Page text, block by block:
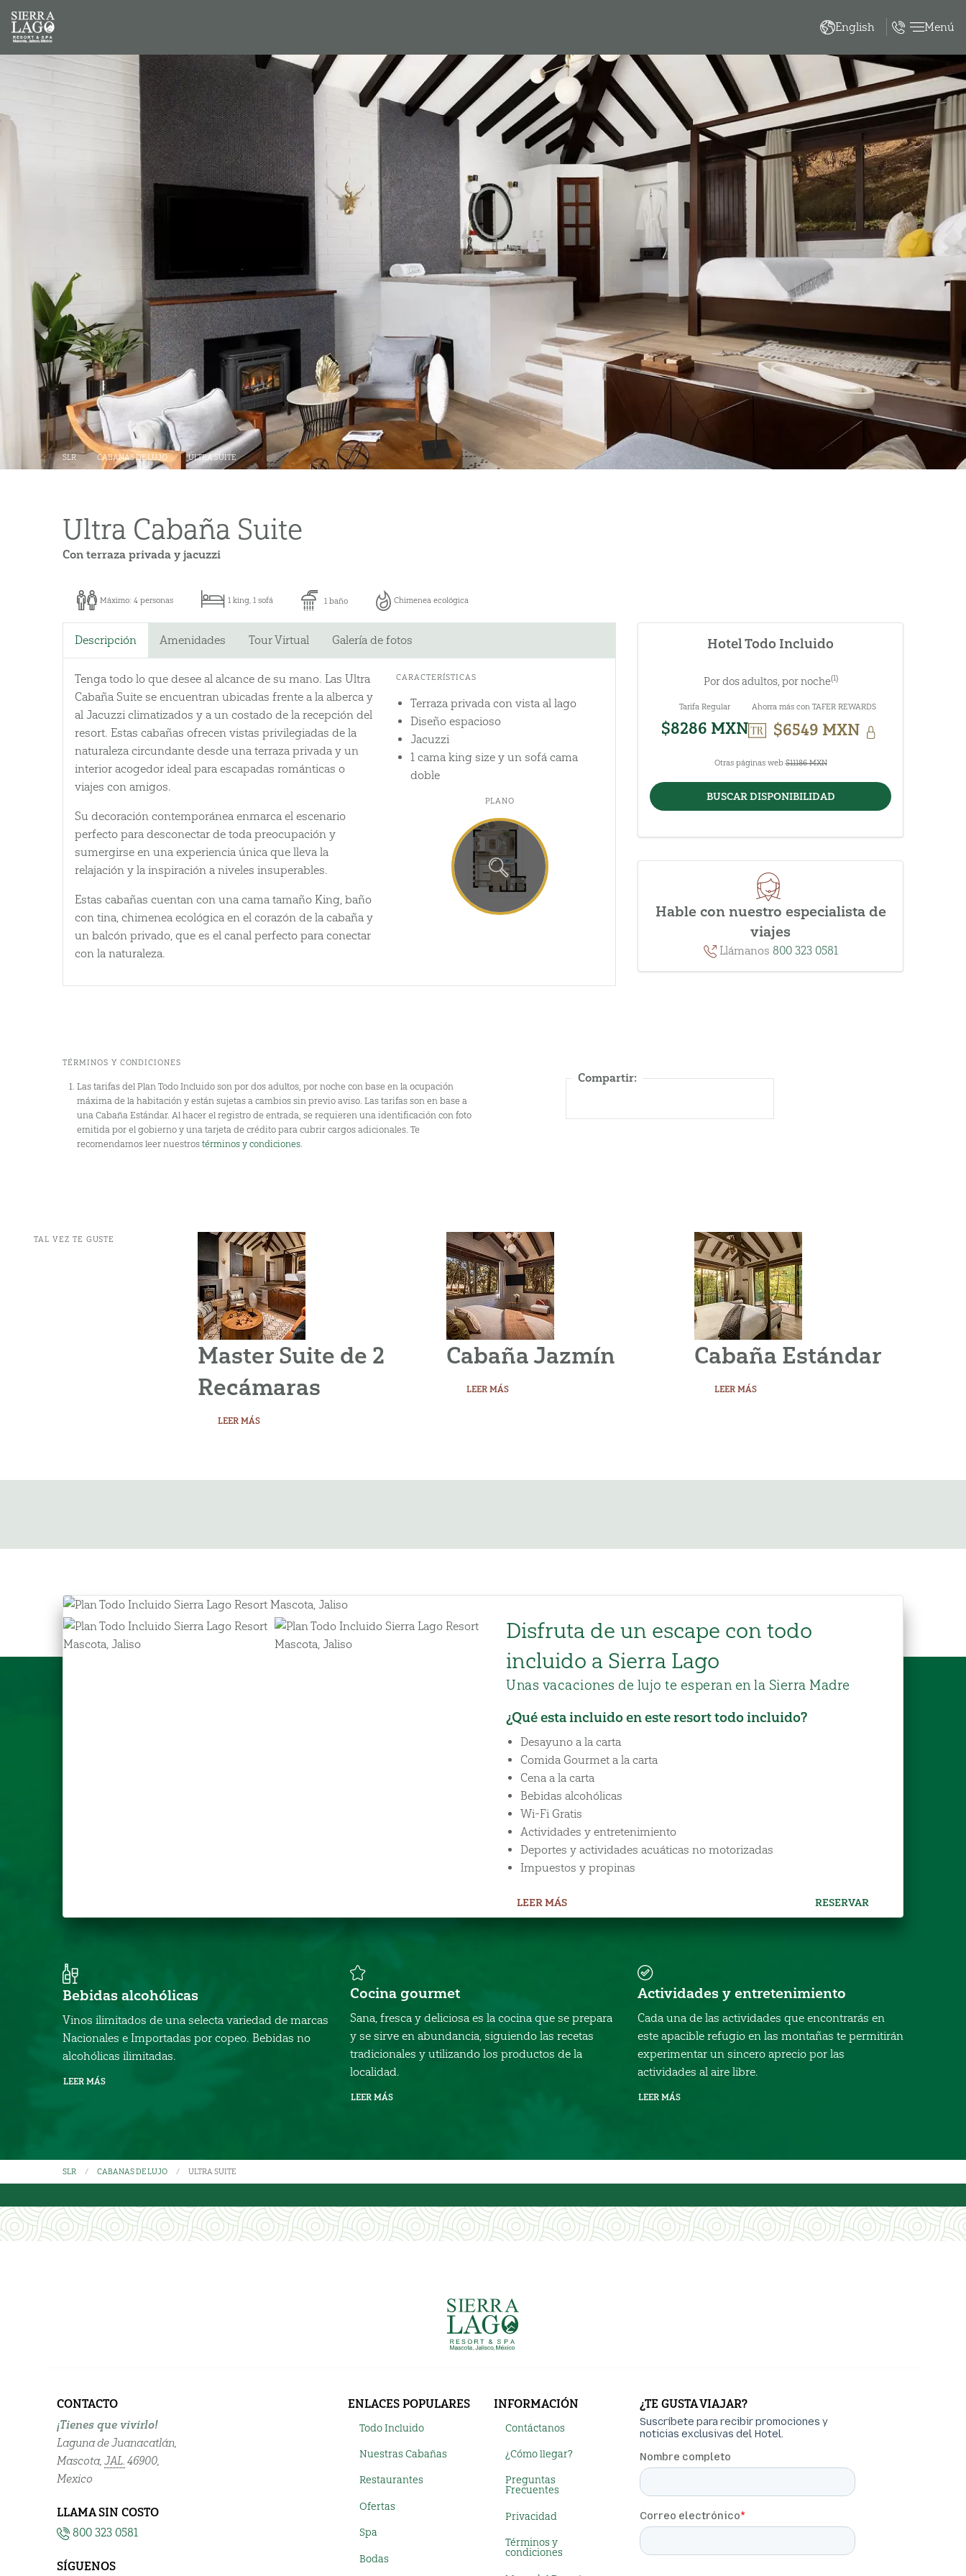
English Menú
SLR CABANAS DE LUJO ULTRA SUITE
Ultra Cabaña Suite
Con terraza privada y jacuzzi
Máximo: 4 personas 1 king, 1 sofá 1 baño Chimenea ecológica
Descripción Amenidades Tour Virtual Galería de fotos
Tenga todo lo que desee al alcance de su mano. Las Ultra
Cabaña Suite se encuentran ubicadas frente a la alberca y
al Jacuzzi climatizados y a un costado de la recepción del
resort. Estas cabañas ofrecen vistas privilegiadas de la
naturaleza circundante desde una terraza privada y un
interior acogedor ideal para escapadas románticas o
viajes con amigos.
Su decoración contemporánea enmarca el escenario
perfecto para desconectar de toda preocupación y
sumergirse en una experiencia única que lleva la
relajación y la inspiración a niveles insuperables.
Estas cabañas cuentan con una cama tamaño King, baño
con tina, chimenea ecológica en el corazón de la cabaña y
un balcón privado, que es el canal perfecto para conectar
con la naturaleza.
CARACTERÍSTICAS
Terraza privada con vista al lago
Diseño espacioso
Jacuzzi
1 cama king size y un sofá cama
doble
PLANO
Hotel Todo Incluido
Por dos adultos, por noche(1)
Tarifa Regular
$8286 MXN
Ahorra más con TAFER REWARDS
$6549 MXN
Otras páginas web$11186 MXN
BUSCAR DISPONIBILIDAD
Hable con nuestro especialista de
viajes
Llámanos 800 323 0581
TÉRMINOS Y CONDICIONES
Las tarifas del Plan Todo Incluido son por dos adultos, por noche con base en la ocupación
máxima de la habitación y están sujetas a cambios sin previo aviso. Las tarifas son en base a
una Cabaña Estándar. Al hacer el registro de entrada, se requieren una identificación con foto
emitida por el gobierno y una tarjeta de crédito para cubrir cargos adicionales. Te
recomendamos leer nuestros términos y condiciones.
Compartir:
TAL VEZ TE GUSTE
Master Suite de 2
Recámaras
LEER MÁS
Cabaña Jazmín
LEER MÁS
Cabaña Estándar
LEER MÁS
Disfruta de un escape con todo
incluido a Sierra Lago
Unas vacaciones de lujo te esperan en la Sierra Madre
¿Qué esta incluido en este resort todo incluido?
Desayuno a la carta
Comida Gourmet a la carta
Cena a la carta
Bebidas alcohólicas
Wi-Fi Gratis
Actividades y entretenimiento
Deportes y actividades acuáticas no motorizadas
Impuestos y propinas
LEER MÁS RESERVAR
Bebidas alcohólicas
Vinos ilimitados de una selecta variedad de marcas
Nacionales e Importadas por copeo. Bebidas no
alcohólicas ilimitadas.
LEER MÁS
Cocina gourmet
Sana, fresca y deliciosa es la cocina que se prepara
y se sirve en abundancia, siguiendo las recetas
tradicionales y utilizando los productos de la
localidad.
LEER MÁS
Actividades y entretenimiento
Cada una de las actividades que encontrarás en
este apacible refugio en las montañas te permitirán
experimentar un sincero aprecio por las
actividades al aire libre.
LEER MÁS
SLR CABANAS DE LUJO ULTRA SUITE
CONTACTO
¡Tienes que vivirlo!
Laguna de Juanacatlán,
Mascota, JAL. 46900,
Mexico
LLAMA SIN COSTO
800 323 0581
SÍGUENOS
ENLACES POPULARES
Todo Incluido
Nuestras Cabañas
Restaurantes
Ofertas
Spa
Bodas
INFORMACIÓN
Contáctanos
¿Cómo llegar?
Preguntas
Frecuentes
Privacidad
Términos y
condiciones
¿TE GUSTA VIAJAR?